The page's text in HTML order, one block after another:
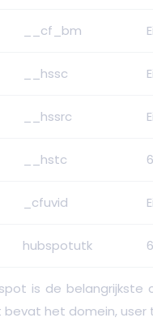
__cf_bm
__hssc
__hssrc
__hstc
_cfuvid
hubspotutk
is de belangrijkste
bevat het domein, user